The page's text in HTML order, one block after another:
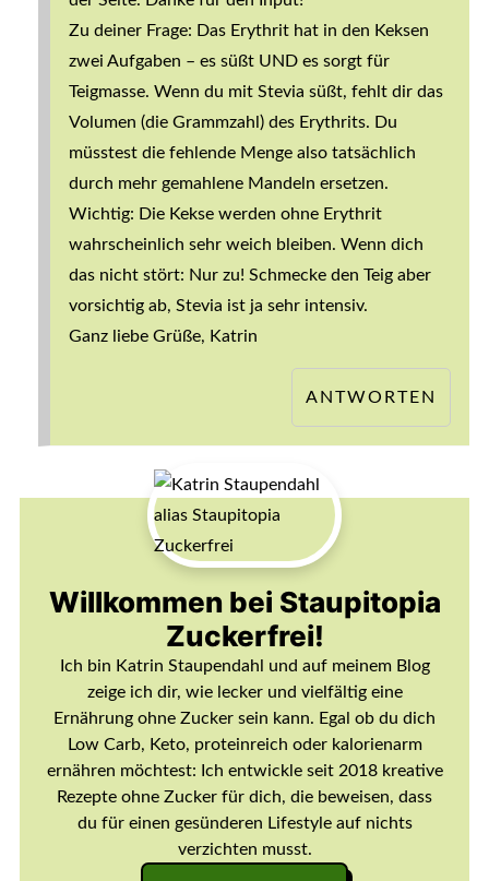
Zu deiner Frage: Das Erythrit hat in den Keksen
zwei Aufgaben – es süßt UND es sorgt für
Teigmasse. Wenn du mit Stevia süßt, fehlt dir das
Volumen (die Grammzahl) des Erythrits. Du
müsstest die fehlende Menge also tatsächlich
durch mehr gemahlene Mandeln ersetzen.
Wichtig: Die Kekse werden ohne Erythrit
wahrscheinlich sehr weich bleiben. Wenn dich
das nicht stört: Nur zu! Schmecke den Teig aber
vorsichtig ab, Stevia ist ja sehr intensiv.
Ganz liebe Grüße, Katrin
ANTWORTEN
Willkommen bei Staupitopia
Zuckerfrei!
Ich bin Katrin Staupendahl und auf meinem Blog
zeige ich dir, wie lecker und vielfältig eine
Ernährung ohne Zucker sein kann. Egal ob du dich
Low Carb, Keto, proteinreich oder kalorienarm
ernähren möchtest: Ich entwickle seit 2018 kreative
Rezepte ohne Zucker für dich, die beweisen, dass
du für einen gesünderen Lifestyle auf nichts
verzichten musst.